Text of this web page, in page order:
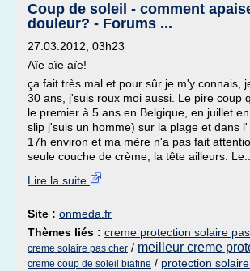
Coup de soleil - comment
douleur? - Forums ...
27.03.2012, 03h23
Aîe aïe aïe!
ça fait très mal et pour sûr je m'y connais,
30 ans, j'suis roux moi aussi. Le pire coup
le premier à 5 ans en Belgique, en juillet
slip j'suis un homme) sur la plage et dans
17h environ et ma mère n'a pas fait
seule couche de crème, la tête ailleurs. Le...
Lire la suite
Site : onmeda.fr
Thèmes liés : creme protection solaire
creme solaire pas cher / meilleur creme
creme coup de soleil biafine / protection